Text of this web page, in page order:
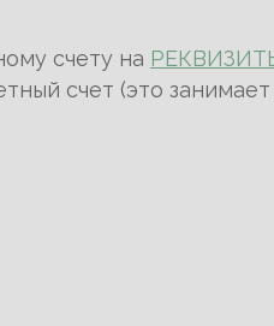
счету на
счет (это